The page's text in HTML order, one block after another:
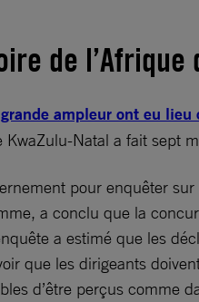
de
ampleur ont eu lieu
Natal a fait sept
pour enquêter
a conclu que la
a estimé que les
que les dirigeants
d’être perçus comme